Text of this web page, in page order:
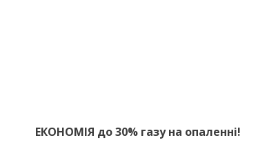
ЕКОНОМІЯ до 30% газу на опаленні!